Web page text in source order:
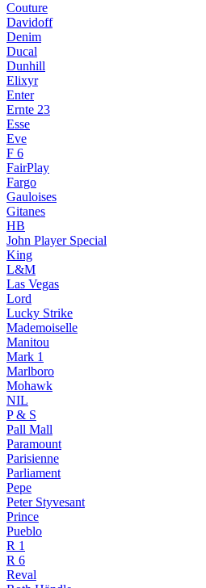
Couture
Davidoff
Denim
Ducal
Dunhill
Elixyr
Enter
Ernte 23
Esse
Eve
F 6
FairPlay
Fargo
Gauloises
Gitanes
HB
John Player Special
King
L&M
Las Vegas
Lord
Lucky Strike
Mademoiselle
Manitou
Mark 1
Marlboro
Mohawk
NIL
P & S
Pall Mall
Paramount
Parisienne
Parliament
Pepe
Peter Styvesant
Prince
Pueblo
R 1
R 6
Reval